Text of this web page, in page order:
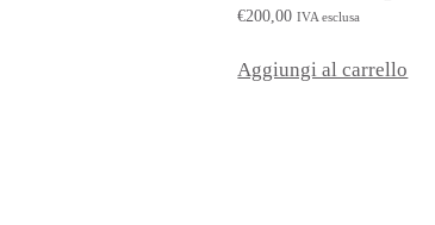
€200,00 IVA esclusa
Aggiungi al carrello